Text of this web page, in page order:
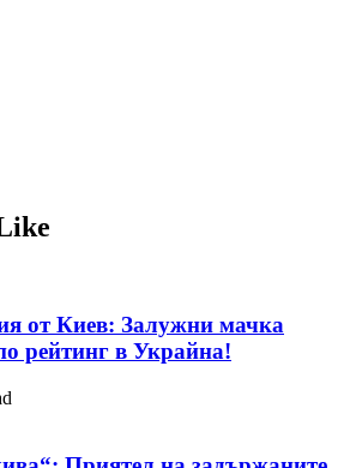
от Киев: Залужни мачка
рейтинг в Украйна!